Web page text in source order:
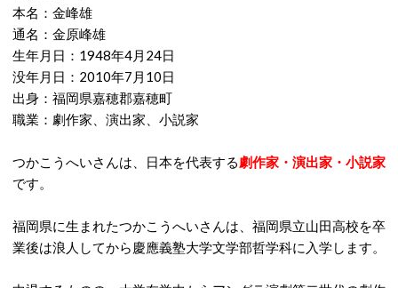
本名：金峰雄
通名：金原峰雄
生年月日：1948年4月24日
没年月日：2010年7月10日
出身：福岡県嘉穂郡嘉穂町
職業：劇作家、演出家、小説家
つかこうへいさんは、日本を代表する劇作家・演出家・小説家
です。
福岡県に生まれたつかこうへいさんは、福岡県立山田高校を卒
業後は浪人してから慶應義塾大学文学部哲学科に入学します。